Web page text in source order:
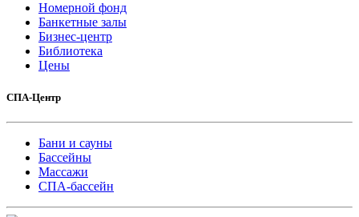
Номерной фонд
Банкетные залы
Бизнес-центр
Библиотека
Цены
СПА-Центр
Бани и сауны
Бассейны
Массажи
СПА-бассейн